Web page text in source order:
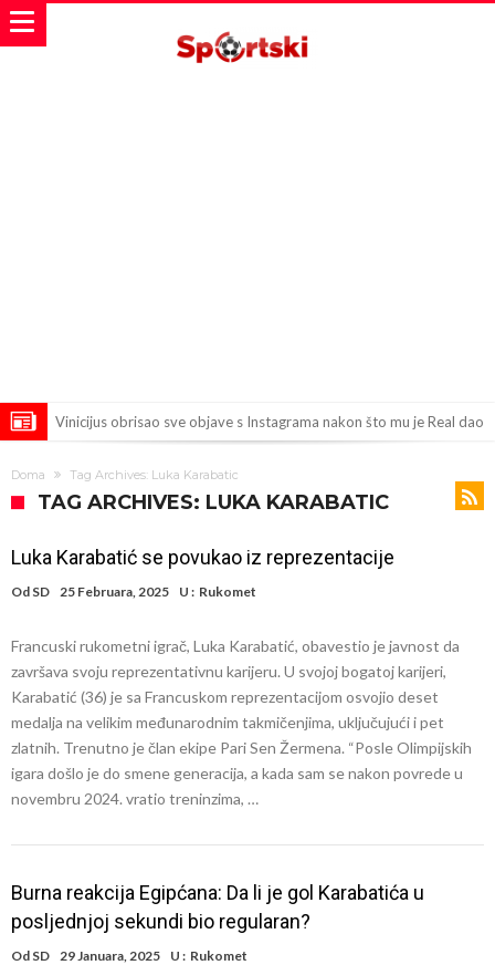
Vinicijus obrisao sve objave s Instagrama nakon što mu je Real dao
Salahov transfer u Tursku: Otkrivena specijalna klauzula
Ronaldo pokazao fotografije iz garaže. “Moje igračke”
Ostvariće se velika želja Dijega Simeonea? Atletiko kreće po
argentinsku zvezdu
Nejmar je potpuno izgubio živce nakon pobede (Video)
Dok Real čeka na Vinisijusa, Perez zaključio najskuplji transfer svih
Novi transferi: Levi bek iz Španije i golman iz Portugala za moćni
Čelsi?!
Doma Tag Archives: Luka Karabatic
TAG ARCHIVES: LUKA KARABATIC
Luka Karabatić se povukao iz reprezentacije
Od SD 25 Februara, 2025 U : Rukomet
Francuski rukometni igrač, Luka Karabatić, obavestio je javnost da
završava svoju reprezentativnu karijeru. U svojoj bogatoj karijeri,
Karabatić (36) je sa Francuskom reprezentacijom osvojio deset
medalja na velikim međunarodnim takmičenjima, uključujući i pet
zlatnih. Trenutno je član ekipe Pari Sen Žermena. “Posle Olimpijskih
igara došlo je do smene generacija, a kada sam se nakon povrede u
novembru 2024. vratio treninzima, …
Burna reakcija Egipćana: Da li je gol Karabatića u
posljednjoj sekundi bio regularan?
Od SD 29 Januara, 2025 U : Rukomet